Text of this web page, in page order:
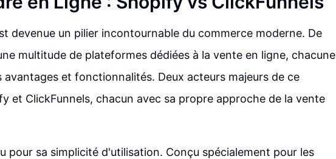
devenue un pilier incontournable du commerce moderne. De
multitude de plateformes dédiées à la vente en ligne, chacune
et fonctionnalités. Deux acteurs majeurs de ce
et ClickFunnels, chacun avec sa propre approche de la vente
pour sa simplicité d'utilisation. Conçu spécialement pour les